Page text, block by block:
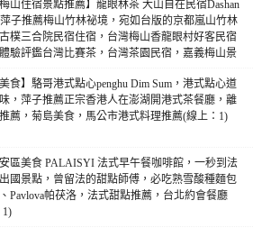
梅山住宿景點推薦】龍眼林茶 大山自在民宿Dashan
子推薦梅山竹林祕境，宛如台版的京都嵐山竹林
樸三合院民宿住宿，台灣梅山香龍眼村好客民宿
驗評鑑台灣比賽茶，台灣茶園民宿，嘉義梅山景
(線上：1)
美食】駱哥港式點心penghu Dim Sum，港式點心道
，萍子推薦正宗香港人在澎湖開港式茶餐廳，離
薦，菊島美食，馬公市港式料理推薦(線上：1)
區美食 PALAISYI 法式早午餐咖啡館，一秒到法
國景點，曾留法的甜點師傅，必吃熟雪酸種麵包
Pavlova帕茯洛，法式甜點推薦，台北約會餐廳
1)